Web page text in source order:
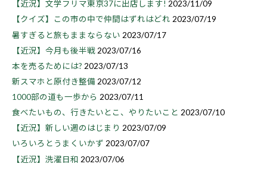
【近況】文学フリマ東京37に出店します! 2023/11/09
【クイズ】この市の中で仲間はずれはどれ 2023/07/19
暑すぎると旅もままならない 2023/07/17
【近況】今月も後半戦 2023/07/16
本を売るためには? 2023/07/13
新スマホと原付き整備 2023/07/12
1000部の道も一歩から 2023/07/11
食べたいもの、行きたいとこ、やりたいこと 2023/07/10
【近況】新しい週のはじまり 2023/07/09
いろいろとうまくいかず 2023/07/07
【近況】洗濯日和 2023/07/06